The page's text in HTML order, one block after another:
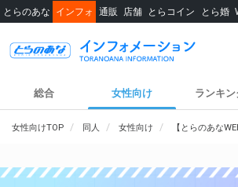
とらのあな インフォ 通販 店舗 とらコイン とら婚
総合 女性向け ランキン
女性向けTOP 同人 女性向け 【とらのあな